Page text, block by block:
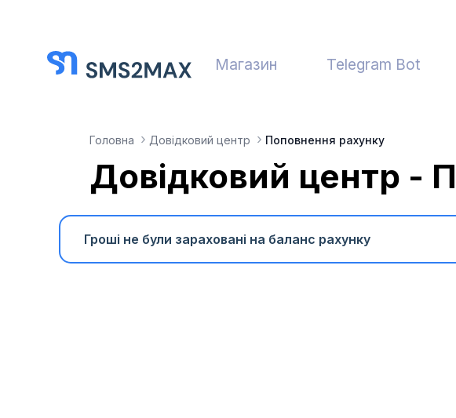
Магазин Telegram Bot
Головна Довідковий центр Поповнення рахунку
Довідковий центр -
Гроші не були зараховані на баланс рахунку